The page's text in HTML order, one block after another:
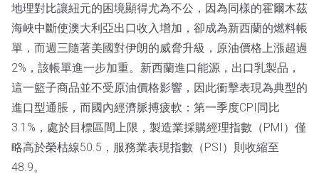
地理對比讓紐元的困境顯得尤為不公，因為同樣的霍爾木茲
海峽中斷使澳大利亞出口收入增加，卻成為新西蘭的燃料帳
單，而週三隨著美國對伊朗的威脅升級，原油價格上漲超過
2%，該帳單進一步加重。新西蘭進口能源，出口乳製品，
這一籃子商品並不受原油價格影響，因此衝擊表現為典型的
進口型通脹，而國內經濟脈搏疲軟：第一季度CPI同比
3.1%，處於目標區間上限，製造業採購經理指數（PMI）僅
略高於榮枯線50.5，服務業表現指數（PSI）則收縮至
48.9。